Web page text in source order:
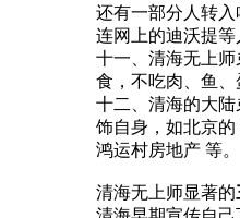
还有一部分人转
连网上的迪沃提等
十一、清海无上
食，不吃肉、鱼、
十二、清海的大
饰自身，如北京
鸿运村房地产 等。
清海无上师显著的